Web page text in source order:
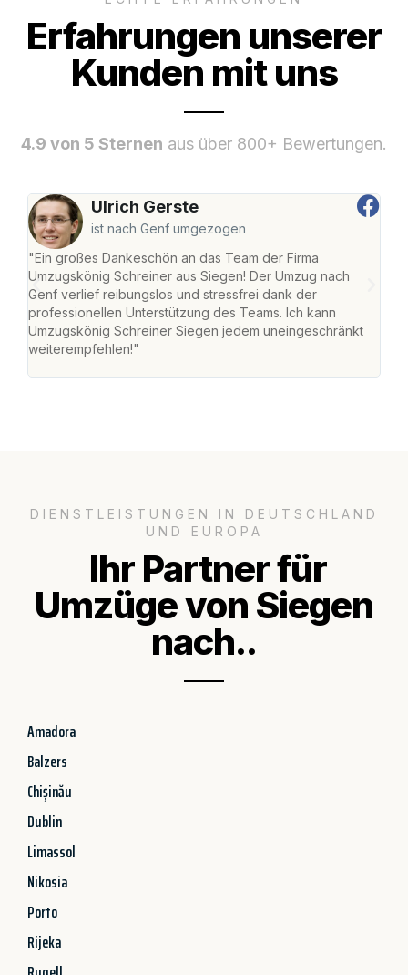
Erfahrungen unserer
Kunden mit uns
4.9 von 5 Sternen aus über 800+ Bewertungen.
Ulrich Gerste
ist nach Genf umgezogen
"Ein großes Dankeschön an das Team der Firma
Umzugskönig Schreiner aus Siegen! Der Umzug nach
Genf verlief reibungslos und stressfrei dank der
professionellen Unterstützung des Teams. Ich kann
Umzugskönig Schreiner Siegen jedem uneingeschränkt
weiterempfehlen!"
DIENSTLEISTUNGEN IN DEUTSCHLAND
UND EUROPA
Ihr Partner für
Umzüge von Siegen
nach..
Amadora
Balzers
Chișinău
Dublin
Limassol
Nikosia
Porto
Rijeka